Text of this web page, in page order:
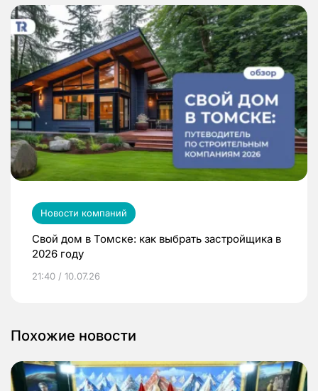
Новости компаний
Свой дом в Томске: как выбрать застройщика в
2026 году
21:40 / 10.07.26
Похожие новости